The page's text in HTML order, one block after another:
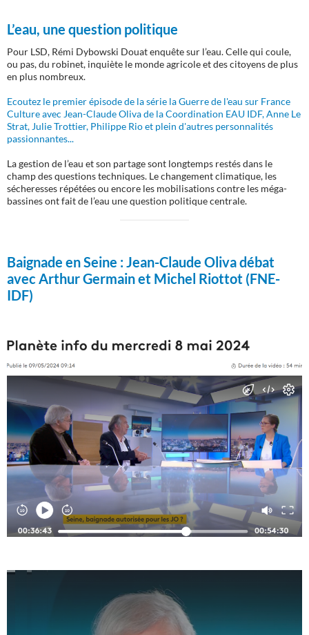
L’eau, une question politique
Pour LSD, Rémi Dybowski Douat enquête sur l’eau. Celle qui coule,
ou pas, du robinet, inquiète le monde agricole et des citoyens de plus
en plus nombreux.
Ecoutez le premier épisode de la série la Guerre de l'eau sur France
Culture avec Jean-Claude Oliva de la Coordination EAU IDF, Anne Le
Strat, Julie Trottier, Philippe Rio et plein d'autres personnalités
passionnantes...
La gestion de l’eau et son partage sont longtemps restés dans le
champ des questions techniques. Le changement climatique, les
sécheresses répétées ou encore les mobilisations contre les méga-
bassines ont fait de l’eau une question politique centrale.
Baignade en Seine :Jean-Claude Oliva débat
avec Arthur Germain et Michel Riottot (FNE-
IDF)